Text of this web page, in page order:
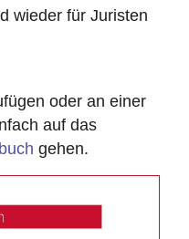
wieder für Juristen
oder an einer
auf das
gehen.